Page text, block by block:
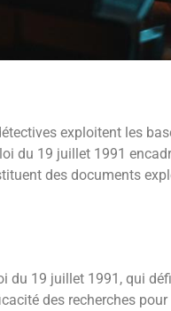
exploitent les
du 19 juillet 1991
des documents
du 19 juillet 1991, qui
des recherches pour